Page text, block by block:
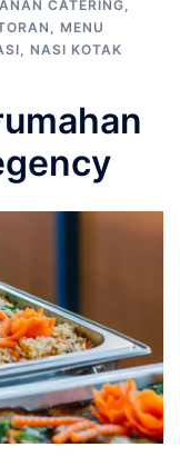
CATERING,
, MENU
, NASI KOTAK